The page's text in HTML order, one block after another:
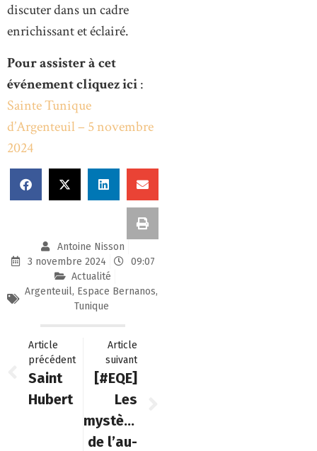
discuter dans un cadre
enrichissant et éclairé.
Pour assister à cet
événementcliquez ici:
Sainte Tunique
d’Argenteuil – 5 novembre
2024
Antoine Nisson
3 novembre 2024
09:07
Actualité
Argenteuil, Espace Bernanos,
Tunique
Article
précédent
Saint
Hubert
Article
suivant
[#EQE]
Les
mystères
de l’au-